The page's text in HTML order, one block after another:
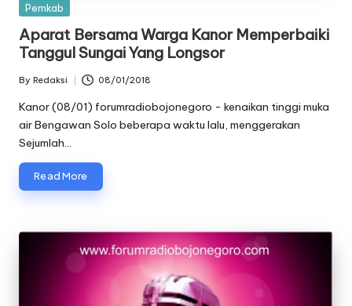
Posted
Pemkab
Aparat Bersama Warga Kanor Memperbaiki
Tanggul Sungai Yang Longsor
Posted
by
By Redaksi 08/01/2018
Kanor (08/01) forumradiobojonegoro - kenaikan tinggi muka
air Bengawan Solo beberapa waktu lalu, menggerakan
Sejumlah…
Read More